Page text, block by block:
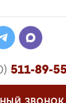
511-89-